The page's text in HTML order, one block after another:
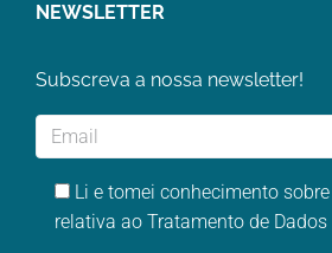
NEWSLETTER
Subscreva a nossa newsletter!
Li e tomei conhecimento
relativa ao Tratamento de